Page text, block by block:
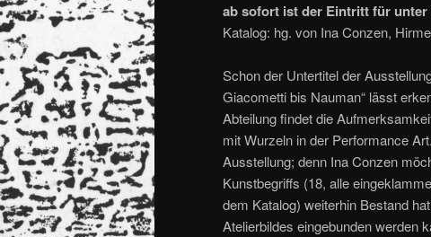
ab sofort ist der Eintritt für unter
Katalog: hg. von Ina Conzen,
Schon der Untertitel der
Giacometti bis Nauman“ lässt
Abteilung findet die
mit Wurzeln in der Performance
Ausstellung; denn Ina Conzen
Kunstbegriffs (18, alle
dem Katalog) weiterhin Bestand
Atelierbildes eingebunden werden